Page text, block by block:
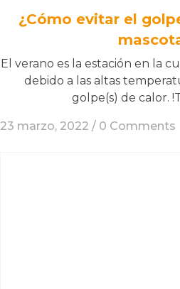
¿Cómo evitar el
El verano es la estación en la
debido a las altas
golpe(s) de calor.
23 marzo, 2022 / 0 Comments